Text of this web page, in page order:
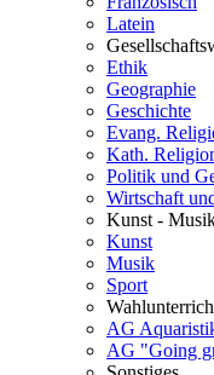
Latein
Ethik
Geographie
Geschichte
Evang.
Kath.
Politik und
Wirtschaft
Kunst -
Kunst
Musik
Sport
AG
AG "Going